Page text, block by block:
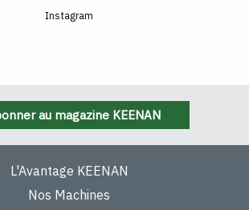
Instagram
au magazine KEENAN
L'Avantage KEENAN
Nos Machines